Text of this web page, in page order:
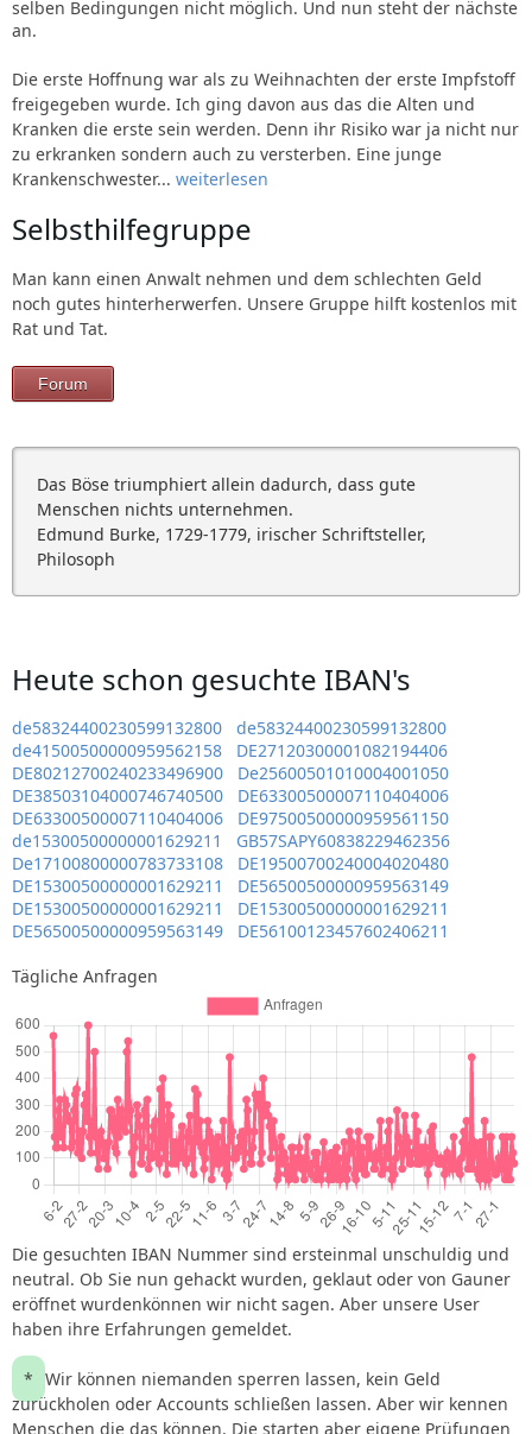
selben Bedingungen nicht möglich. Und nun steht der nächste
an.
Die erste Hoffnung war als zu Weihnachten der erste Impfstoff
freigegeben wurde. Ich ging davon aus das die Alten und
Kranken die erste sein werden. Denn ihr Risiko war ja nicht nur
zu erkranken sondern auch zu versterben. Eine junge
Krankenschwester... weiterlesen
Selbsthilfegruppe
Man kann einen Anwalt nehmen und dem schlechten Geld
noch gutes hinterherwerfen. Unsere Gruppe hilft kostenlos mit
Rat und Tat.
Forum
Das Böse triumphiert allein dadurch, dass gute
Menschen nichts unternehmen.
Edmund Burke, 1729-1779, irischer Schriftsteller,
Philosoph
Heute schon gesuchte IBAN's
de58324400230599132800
de58324400230599132800
de41500500000959562158
DE27120300001082194406
DE80212700240233496900
De25600501010004001050
DE38503104000746740500
DE63300500007110404006
DE63300500007110404006
DE97500500000959561150
de15300500000001629211
GB57SAPY60838229462356
De17100800000783733108
DE19500700240004020480
DE15300500000001629211
DE56500500000959563149
DE15300500000001629211
DE15300500000001629211
DE56500500000959563149
DE56100123457602406211
Tägliche Anfragen
Die gesuchten IBAN Nummer sind ersteinmal unschuldig und
neutral. Ob Sie nun gehackt wurden, geklaut oder von Gauner
eröffnet wurdenkönnen wir nicht sagen. Aber unsere User
haben ihre Erfahrungen gemeldet.
* Wir können niemanden sperren lassen, kein Geld
zurückholen oder Accounts schließen lassen. Aber wir kennen
Menschen die das können. Die starten aber eigene Prüfungen